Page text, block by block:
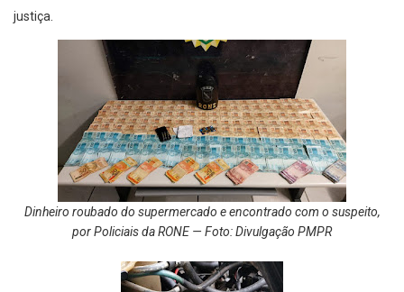
justiça.
Dinheiro roubado do supermercado e encontrado com o suspeito,
por Policiais da RONE — Foto: Divulgação PMPR